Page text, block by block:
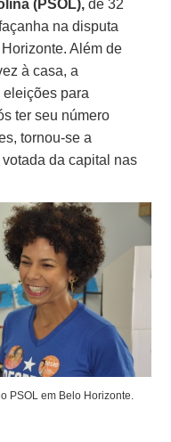
(PSOL), de 32
na disputa
Além de
à casa, a
para
ter seu número
tornou-se a
da capital nas
PSOL em Belo Horizonte.